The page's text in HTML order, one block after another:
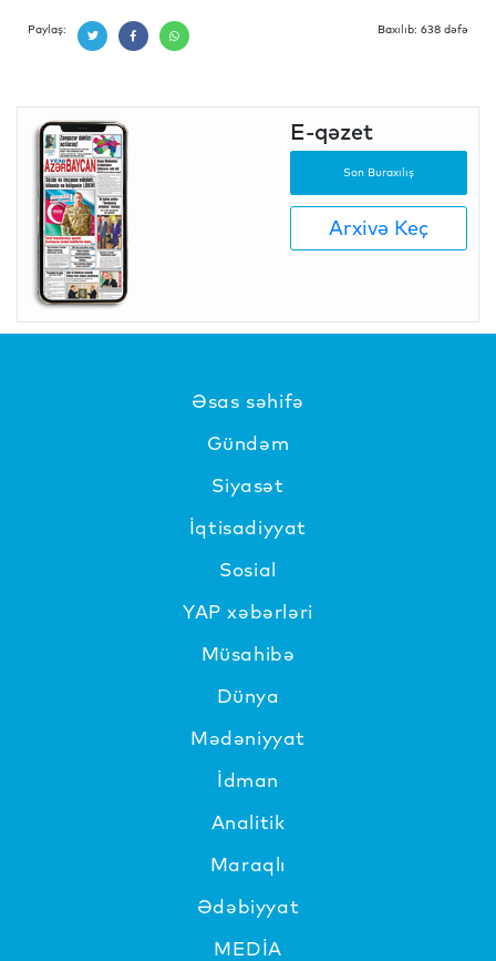
Paylaş: Baxılıb: 638 dəfə
E-qəzet
Son Buraxılış
Arxivə Keç
Əsas səhifə
Gündəm
Siyasət
İqtisadiyyat
Sosial
YAP xəbərləri
Müsahibə
Dünya
Mədəniyyat
İdman
Analitik
Maraqlı
Ədəbiyyat
MEDİA